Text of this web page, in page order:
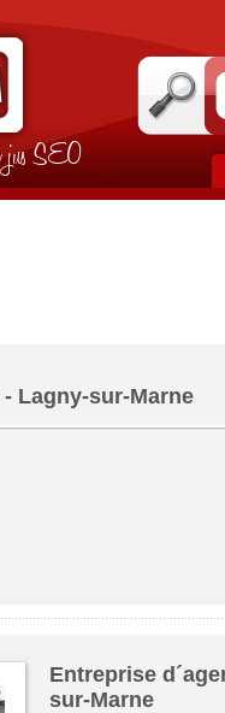
jus SEO
Lagny-sur-Marne
Entreprise
sur-Marne